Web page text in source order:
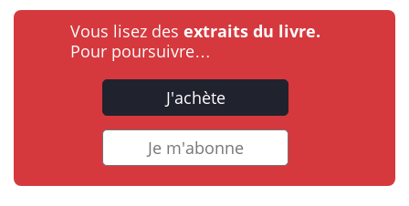
Vous lisez des extraits du livre.
Pour poursuivre…
J'achète
Je m'abonne